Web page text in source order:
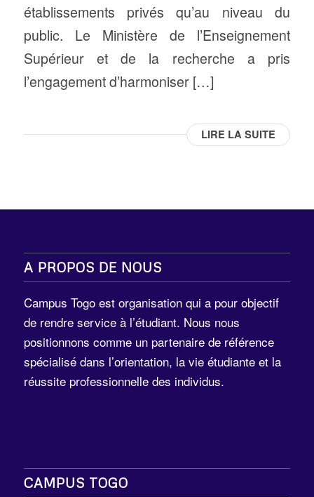
établissements privés qu’au niveau du
public. Le Ministère de l’Enseignement
Supérieur et de la recherche a pris
l’engagement d’harmoniser […]
LIRE LA SUITE
A PROPOS DE NOUS
Campus Togo est organisation qui a pour objectif
de rendre service à l’étudiant. Nous nous
positionnons comme un partenaire de référence
spécialisé dans l’orientation, la vie étudiante et la
réussite professionnelle des individus.
CAMPUS TOGO